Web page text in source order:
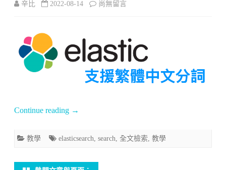
辛比 2022-08-14 在
Elasticsearch
安
繁
尚無留言
Continue reading →
教學 elasticsearch search 全文檢索 教學